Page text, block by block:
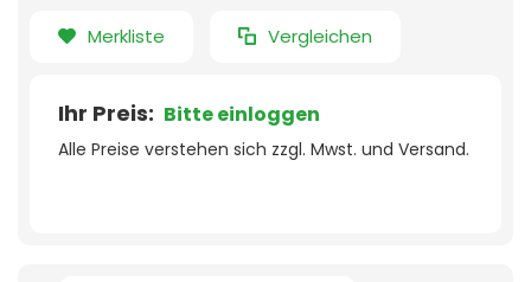
Merkliste Vergleichen
Ihr Preis: Bitte einloggen
Alle Preise verstehen sich zzgl. Mwst. und Versand.